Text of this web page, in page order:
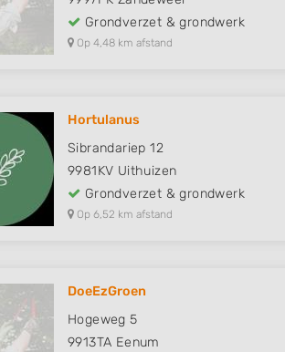
Grondverzet & grondwerk
Op 4,48 km afstand
Hortulanus
Sibrandariep 12
9981KV Uithuizen
Grondverzet & grondwerk
Op 6,52 km afstand
DoeEzGroen
Hogeweg 5
9913TA Eenum